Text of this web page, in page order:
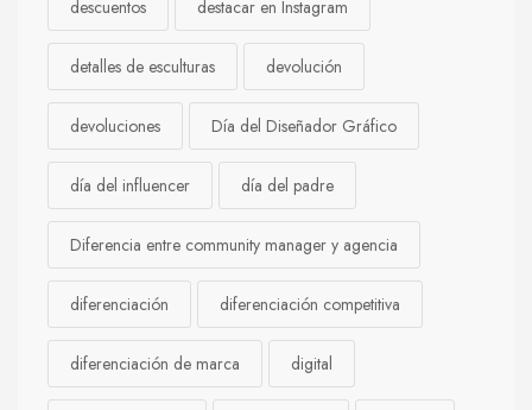
descuentos destacar en Instagram
detalles de esculturas devolución
devoluciones Día del Diseñador Gráfico
día del influencer día del padre
Diferencia entre community manager y agencia
diferenciación diferenciación competitiva
diferenciación de marca digital